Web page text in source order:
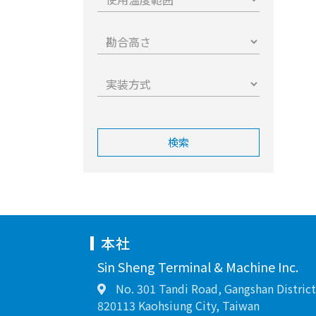
検索
本社
Sin Sheng Terminal & Machine Inc.
No. 301 Tandi Road, Gangshan
820113 Kaohsiung City, Taiwan